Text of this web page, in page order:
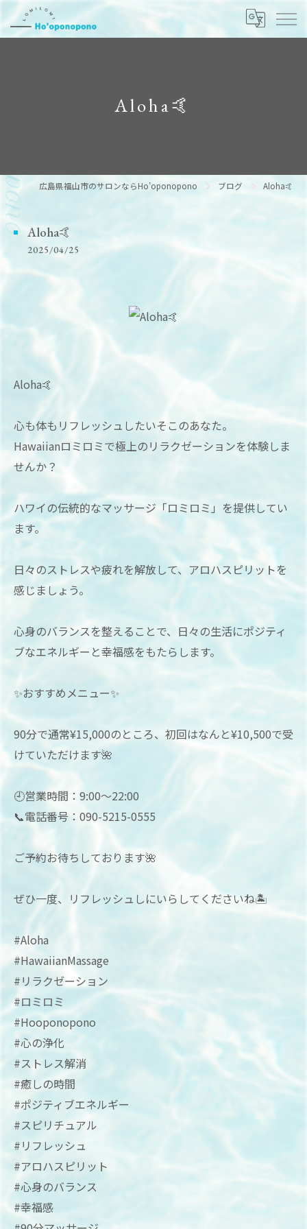
Aloha🤙
広島県福山市のサロンならHo’oponopono ブログ Aloha🤙
Aloha🤙
2025/04/25
Aloha🤙
心も体もリフレッシュしたいそこのあなた。
Hawaiianロミロミで極上のリラクゼーションを体験しま
せんか？
ハワイの伝統的なマッサージ「ロミロミ」を提供してい
ます。
日々のストレスや疲れを解放して、アロハスピリットを
感じましょう。
心身のバランスを整えることで、日々の生活にポジティ
ブなエネルギーと幸福感をもたらします。
✨おすすめメニュー✨
90分で通常¥15,000のところ、初回はなんと¥10,500で受
けていただけます🌺
🕘営業時間：9:00～22:00
📞電話番号：090-5215-0555
ご予約お待ちしております🌺
ぜひ一度、リフレッシュしにいらしてくださいね🏝
#Aloha
#HawaiianMassage
#リラクゼーション
#ロミロミ
#Hooponopono
#心の浄化
#ストレス解消
#癒しの時間
#ポジティブエネルギー
#スピリチュアル
#リフレッシュ
#アロハスピリット
#心身のバランス
#幸福感